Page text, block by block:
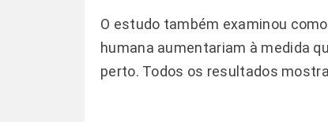
O estudo também examinou
humana aumentariam à medida
perto. Todos os resultados